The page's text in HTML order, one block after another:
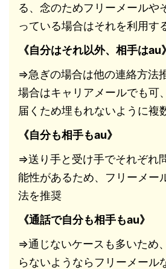
る、念のためフリーメールや
っている場合はそれを利用す
《自分はそれ以外、相手はau》
⇒急ぎの場合は他の連絡方法
場合はキャリアメールでも可
届くため埋もれないように複
《自分も相手もau》
⇒送り手と受け手でそれぞれ
能性があるため、フリーメー
法を推奨
《通話で自分も相手もau》
⇒通じないケースも多いため
らないようならフリーメール